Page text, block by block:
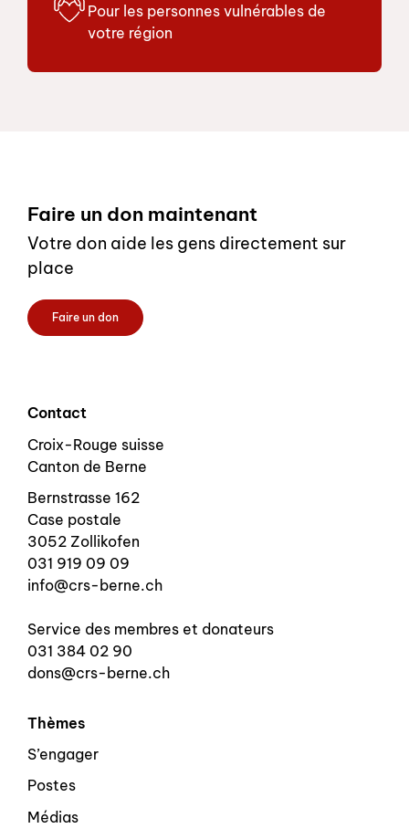
Pour les personnes vulnérables de
votre région
Faire un don maintenant
Votre don aide les gens directement sur
place
Faire un don
Contact
Croix-Rouge suisse
Canton de Berne
Bernstrasse 162
Case postale
3052 Zollikofen
031 919 09 09
info@crs-berne.ch
Service des membres et donateurs
031 384 02 90
dons@crs-berne.ch
Thèmes
S’engager
Postes
Médias